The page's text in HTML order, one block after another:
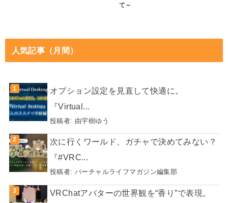
て～
人気記事（月間）
オプション設定を見直して快適に。
『Virtual...
投稿者: 由宇樹ゆう
次に行くワールド、ガチャで決めてみない？
『#VRC...
投稿者: バーチャルライフマガジン編集部
VRChatアバターの世界観を“香り”で表現。